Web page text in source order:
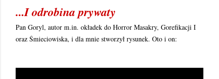
...I odrobina prywaty
Pan Goryl, autor m.in. okładek do Horror Masakry, Gorefikacji I
oraz Śmieciowiska, i dla mnie stworzył rysunek. Oto i on: